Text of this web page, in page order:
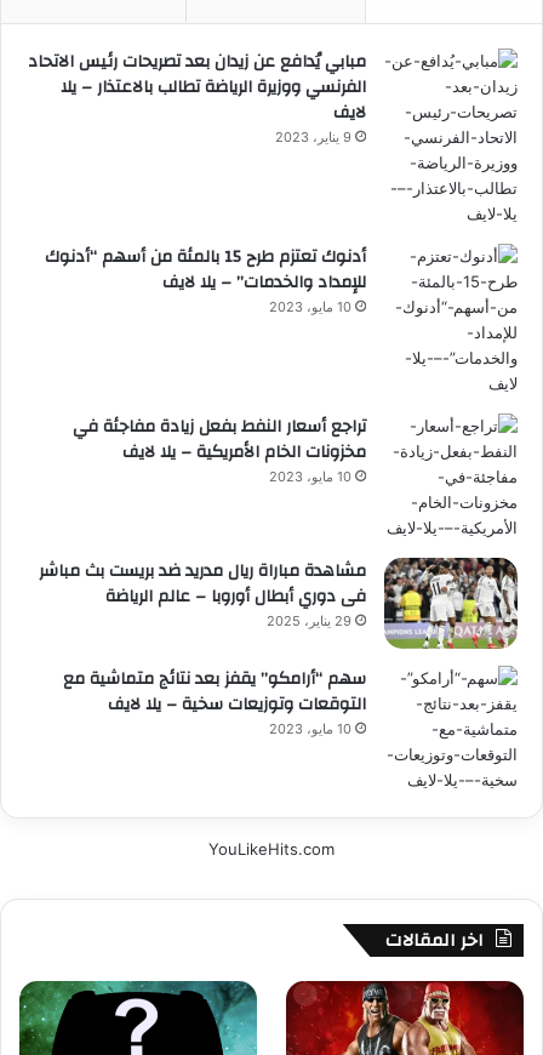
مبابي يُدافع عن زيدان بعد تصريحات رئيس الاتحاد
الفرنسي ووزيرة الرياضة تطالب بالاعتذار – يلا
لايف
9 يناير، 2023
أدنوك تعتزم طرح 15 بالمئة من أسهم “أدنوك
للإمداد والخدمات” – يلا لايف
10 مايو، 2023
تراجع أسعار النفط بفعل زيادة مفاجئة في
مخزونات الخام الأمريكية – يلا لايف
10 مايو، 2023
مشاهدة مباراة ريال مدريد ضد بريست بث مباشر
فى دوري أبطال أوروبا – عالم الرياضة
29 يناير، 2025
سهم “أرامكو” يقفز بعد نتائج متماشية مع
التوقعات وتوزيعات سخية – يلا لايف
10 مايو، 2023
YouLikeHits.com
اخر المقالات